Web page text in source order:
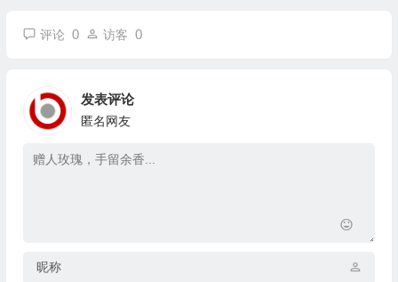
评论 0 访客 0
发表评论
匿名网友
昵称